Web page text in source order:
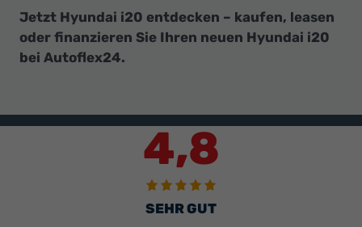
Jetzt Hyundai i20 entdecken – kaufen, leasen
oder finanzieren Sie Ihren neuen Hyundai i20
bei Autoflex24.
4,8
SEHR GUT